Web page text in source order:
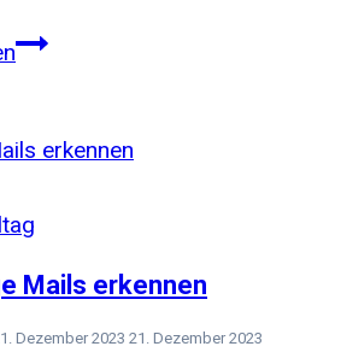
Gleichzeitige
zwei
Mails erkennen
Dezember 2023 21. Dezember 2023